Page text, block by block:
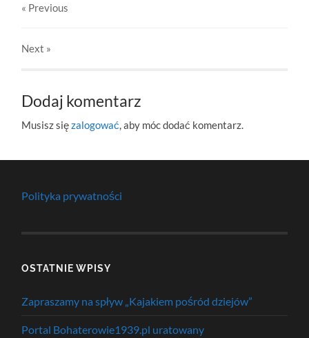
« Previous
Next »
Dodaj komentarz
Musisz sięzalogować , aby móc dodać komentarz.
Polityka prywatności
OSTATNIE WPISY
Zapraszamy na spływ „Kajakiem pośród dziejów”
Portal Bohaterowie1939.pl uratowany